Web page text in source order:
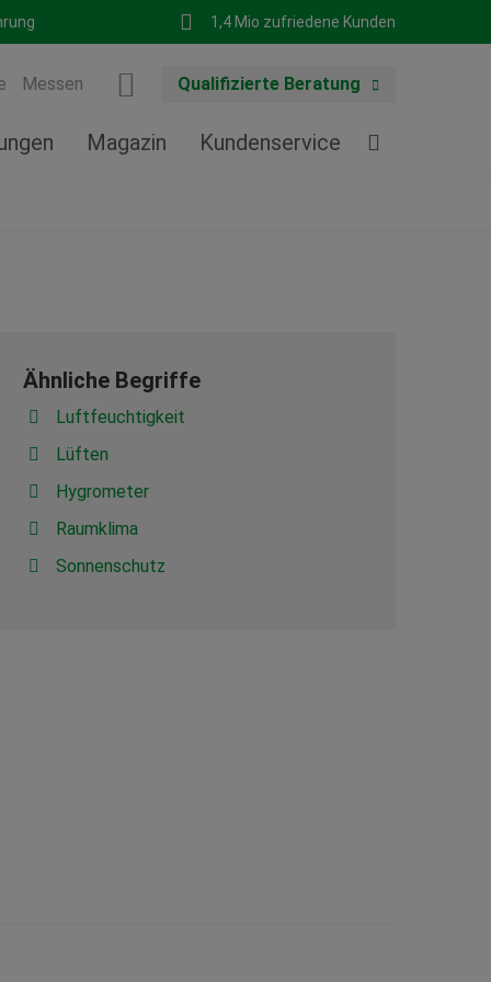
1,4 Mio zufriedene Kunden
Messen Qualifizierte Beratung
Magazin Kundenservice
Ähnliche Begriffe
Luftfeuchtigkeit
Lüften
Hygrometer
Raumklima
Sonnenschutz